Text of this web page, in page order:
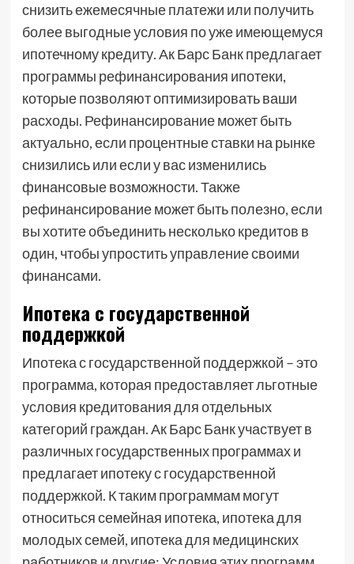
снизить ежемесячные платежи или получить
более выгодные условия по уже имеющемуся
ипотечному кредиту. Ак Барс Банк предлагает
программы рефинансирования ипотеки,
которые позволяют оптимизировать ваши
расходы. Рефинансирование может быть
актуально, если процентные ставки на рынке
снизились или если у вас изменились
финансовые возможности. Также
рефинансирование может быть полезно, если
вы хотите объединить несколько кредитов в
один, чтобы упростить управление своими
финансами.
Ипотека с государственной
поддержкой
Ипотека с государственной поддержкой – это
программа, которая предоставляет льготные
условия кредитования для отдельных
категорий граждан. Ак Барс Банк участвует в
различных государственных программах и
предлагает ипотеку с государственной
поддержкой. К таким программам могут
относиться семейная ипотека, ипотека для
молодых семей, ипотека для медицинских